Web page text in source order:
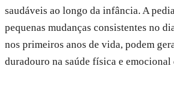
saudáveis ao longo da infância. A
pequenas mudanças consistentes no
nos primeiros anos de vida, podem
duradouro na saúde física e emocional